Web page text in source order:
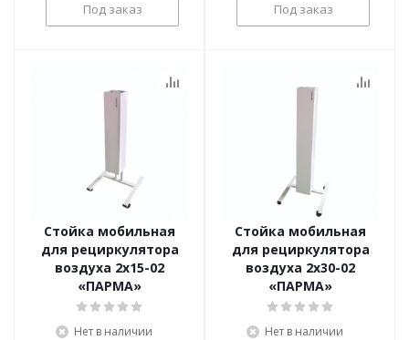
Под заказ Под заказ
Стойка мобильная
для рециркулятора
воздуха 2х15-02
«ПАРМА»
Нет в наличии
Стойка мобильная
для рециркулятора
воздуха 2х30-02
«ПАРМА»
Нет в наличии